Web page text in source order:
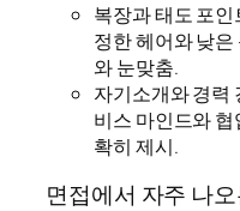
복장과 태도 포
정한 헤어와 낮
와 눈맞춤.
자기소개와 경력
비스 마인드와
확히 제시.
면접에서 자주 나